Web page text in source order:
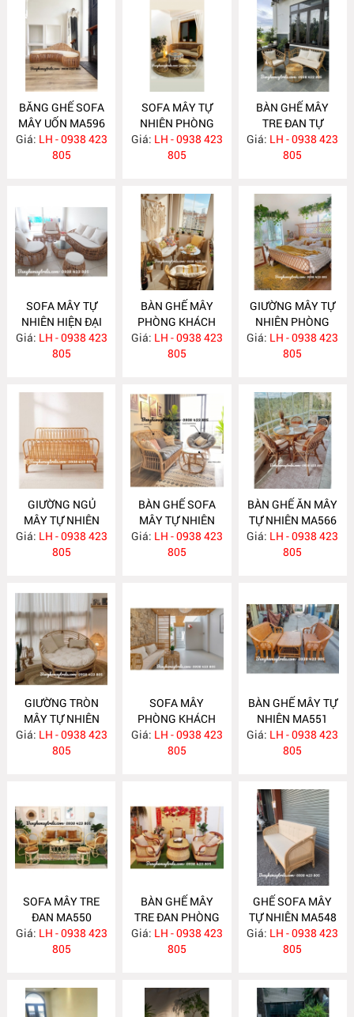
BĂNG GHẾ SOFA
MÂY UỐN MA596
Giá: LH - 0938 423
805
SOFA MÂY TỰ
NHIÊN PHÒNG
KHÁCH MA588
Giá: LH - 0938 423
805
BÀN GHẾ MÂY
TRE ĐAN TỰ
NHIÊN MA587
Giá: LH - 0938 423
805
SOFA MÂY TỰ
NHIÊN HIỆN ĐẠI
MA586
Giá: LH - 0938 423
805
BÀN GHẾ MÂY
PHÒNG KHÁCH
NHỎ GỌN MA585
Giá: LH - 0938 423
805
GIƯỜNG MÂY TỰ
NHIÊN PHÒNG
NGỦ MA584
Giá: LH - 0938 423
805
GIƯỜNG NGỦ
MÂY TỰ NHIÊN
MA583
Giá: LH - 0938 423
805
BÀN GHẾ SOFA
MÂY TỰ NHIÊN
MA568
Giá: LH - 0938 423
805
BÀN GHẾ ĂN MÂY
TỰ NHIÊN MA566
Giá: LH - 0938 423
805
GIƯỜNG TRÒN
MÂY TỰ NHIÊN
MA563
Giá: LH - 0938 423
805
SOFA MÂY
PHÒNG KHÁCH
MA557
Giá: LH - 0938 423
805
BÀN GHẾ MÂY TỰ
NHIÊN MA551
Giá: LH - 0938 423
805
SOFA MÂY TRE
ĐAN MA550
Giá: LH - 0938 423
805
BÀN GHẾ MÂY
TRE ĐAN PHÒNG
KHÁCH MA549
Giá: LH - 0938 423
805
GHẾ SOFA MÂY
TỰ NHIÊN MA548
Giá: LH - 0938 423
805